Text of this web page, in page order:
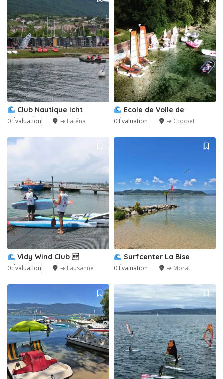
Club Nautique Icht
0 Évaluation ➔ Laténa
Ecole de Voile de
0 Évaluation ➔ Coppet
Vidy Wind Club 
0 Évaluation ➔ Lausanne
Surfcenter La Bise
0 Évaluation ➔ Morat